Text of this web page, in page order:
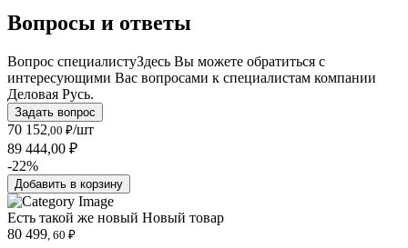
Вопросы и ответы
Вопрос специалистуЗдесь Вы можете обратиться с
интересующими Вас вопросами к специалистам компании
Деловая Русь.
Задать вопрос
70 152,00 ₽/шт
89 444,00 ₽
-22%
Добавить в корзину
Есть такой же новый Новый товар
80 499, 60 ₽